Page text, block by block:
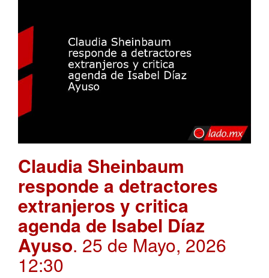
Claudia Sheinbaum
responde a detractores
extranjeros y critica
agenda de Isabel Díaz
Ayuso. 25 de Mayo, 2026
12:30